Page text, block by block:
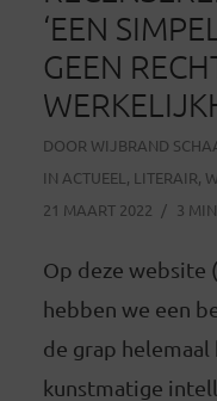
‘EEN
GEEN
DOOR WIJBRAND
IN ACTUEEL , LITERAIR,
21 MAART 2022
3
Op deze website
hebben we een
de grap
kunstmatige